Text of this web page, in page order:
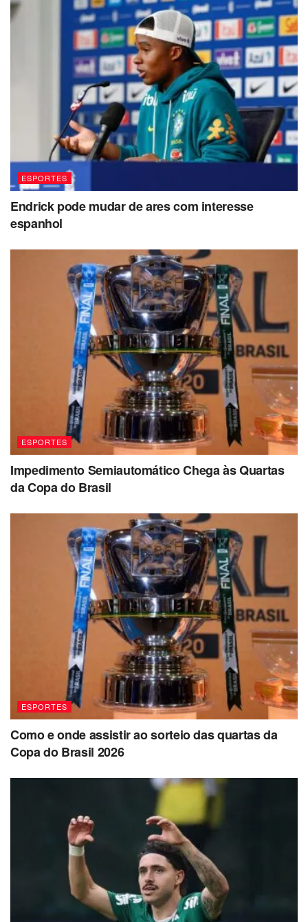
ESPORTES
Endrick pode mudar de ares com interesse
espanhol
ESPORTES
Impedimento Semiautomático Chega às Quartas
da Copa do Brasil
ESPORTES
Como e onde assistir ao sorteio das quartas da
Copa do Brasil 2026